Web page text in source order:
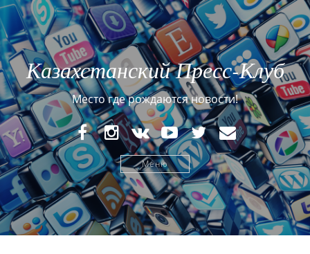
Казахстанский Пресс-Клуб
Место где рождаются новости!
FaceBookInstagram
VK YouTubeTwitterE-
mail
Меню